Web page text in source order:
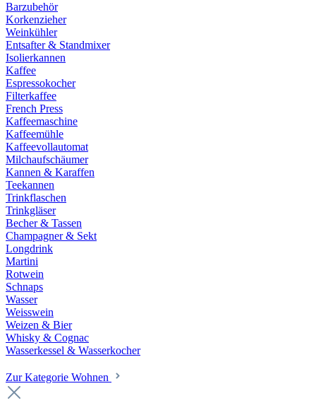
Barzubehör
Korkenzieher
Weinkühler
Entsafter & Standmixer
Isolierkannen
Kaffee
Espressokocher
Filterkaffee
French Press
Kaffeemaschine
Kaffeemühle
Kaffeevollautomat
Milchaufschäumer
Kannen & Karaffen
Teekannen
Trinkflaschen
Trinkgläser
Becher & Tassen
Champagner & Sekt
Longdrink
Martini
Rotwein
Schnaps
Wasser
Weisswein
Weizen & Bier
Whisky & Cognac
Wasserkessel & Wasserkocher
Zur Kategorie Wohnen